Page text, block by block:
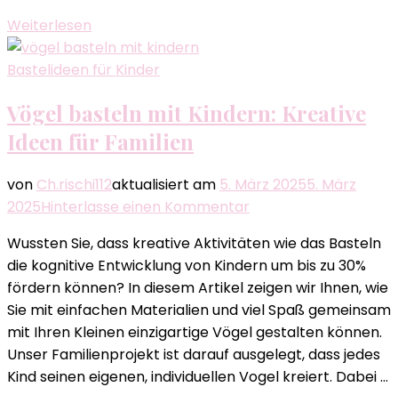
Weiterlesen
Bastelideen für Kinder
Vögel basteln mit Kindern: Kreative
Ideen für Familien
von Ch.rischi112aktualisiert am 5. März 20255. März
2025Hinterlasse einen Kommentar
basteln
mit
Kindern:
Kreative
Ideen
für
Familien
Wussten Sie, dass kreative Aktivitäten wie das Basteln
die kognitive Entwicklung von Kindern um bis zu 30%
fördern können? In diesem Artikel zeigen wir Ihnen, wie
Sie mit einfachen Materialien und viel Spaß gemeinsam
mit Ihren Kleinen einzigartige Vögel gestalten können.
Unser Familienprojekt ist darauf ausgelegt, dass jedes
Kind seinen eigenen, individuellen Vogel kreiert. Dabei …